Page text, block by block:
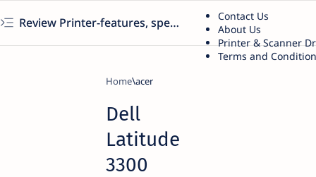
Review Printer-features, specs, performance, business use, etc
Contact Us
About Us
Printer & Scanner
Terms and
Home acer
Dell
Latitude
3300